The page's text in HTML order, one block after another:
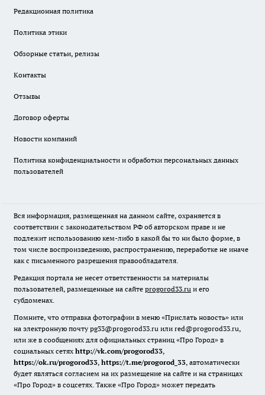
Редакционная политика
Политика этики
Обзорные статьи, релизы
Контакты
Отзывы
Договор оферты
Новости компаний
Политика конфиденциальности и обработки персональных данных
пользователей
Вся информация, размещенная на данном сайте, охраняется в
соответствии с законодательством РФ об авторском праве и не
подлежит использованию кем-либо в какой бы то ни было форме, в
том числе воспроизведению, распространению, переработке не иначе
как с письменного разрешения правообладателя.
Редакция портала не несет ответственности за материалы
пользователей, размещенные на сайте progorod33.ru и его
субдоменах.
Помните, что отправка фотографии в меню «Прислать новость» или
на электронную почту pg33@progorod33.ru или red@progorod33.ru,
или же в сообщениях для официальных страниц «Про Город» в
социальных сетях http://vk.com/progorod33,
https://ok.ru/progorod33, https://t.me/progorod_33, автоматически
будет являться согласием на их размещение на сайте и на страницах
«Про Город» в соцсетях. Также «Про Город» может передать